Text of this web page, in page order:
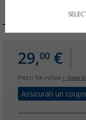
29,00 €
Prezzi IVA inclusa + Spese
Assicurati un